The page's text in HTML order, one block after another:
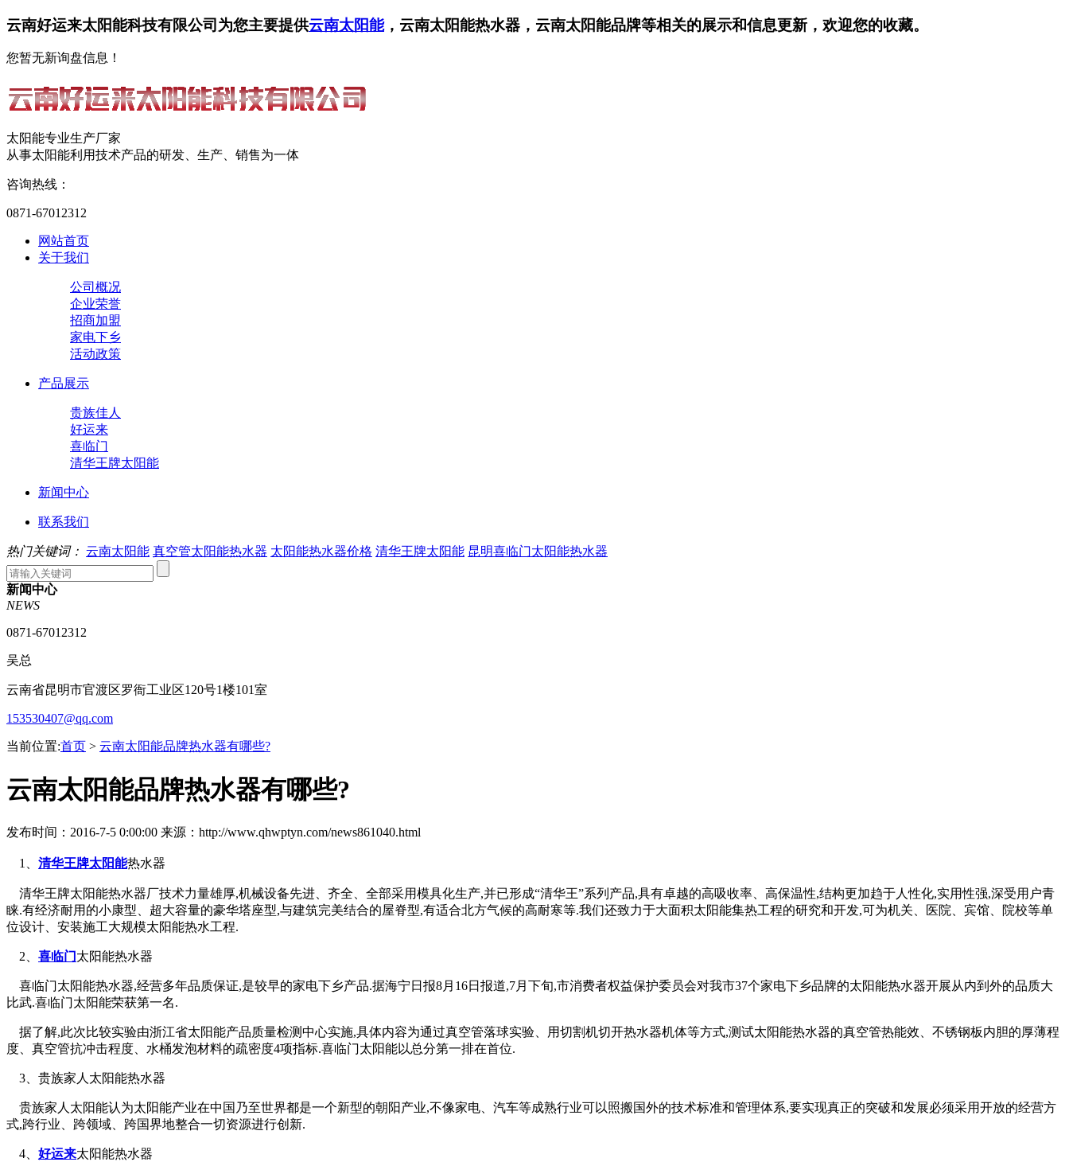
云南好运来太阳能科技有限公司为您主要提供云南太阳能，云南太阳能热水器，云南太阳能品牌等相关的展示和信息更新，欢迎您的收藏。
您暂无新询盘信息！
太阳能专业生产厂家
从事太阳能利用技术产品的研发、生产、销售为一体
咨询热线：
0871-67012312
网站首页
关于我们
公司概况
企业荣誉
招商加盟
家电下乡
活动政策
产品展示
贵族佳人
好运来
喜临门
清华王牌太阳能
新闻中心
联系我们
热门关键词： 云南太阳能 真空管太阳能热水器 太阳能热水器价格 清华王牌太阳能 昆明喜临门太阳能热水器
新闻中心
NEWS
0871-67012312
吴总
云南省昆明市官渡区罗衙工业区120号1楼101室
153530407@qq.com
当前位置:首页 > 云南太阳能品牌热水器有哪些?
云南太阳能品牌热水器有哪些?
发布时间：2016-7-5 0:00:00 来源：http://www.qhwptyn.com/news861040.html
1 清华王牌太阳能热水器
清华王牌太阳能热水器厂技术力量雄厚,机械设备先进、齐全、全部采用模具化生产,并已形成“清华王”系列产品,具有卓越的高吸收率、高保温性,结构更加趋于人性化,实用性强,深受用户青
睐.有经济耐用的小康型、超大容量的豪华塔座型,与建筑完美结合的屋脊型,有适合北方气候的高耐寒等.我们还致力于大面积太阳能集热工程的研究和开发,可为机关、医院、宾馆、院校等单
位设计、安装施工大规模太阳能热水工程.
2 喜临门 太阳能热水器
喜临门太阳能热水器,经营多年品质保证,是较早的家电下乡产品.据海宁日报8月 16日报道,7月下旬,市消费者权益保护委员会对我市37个家电下乡品牌的太阳能热水器开展从内到外的品质大
比武.喜临门太阳能荣获第一名.
据了解,此次比较实验由浙江省太阳能产品质量检测中心实施,具体内容为通过真空管落球实验、用切割机切开热水器机体等方式,测试太阳能热水器的真空管热能效、不锈钢板内胆的厚薄程
度、真空管抗冲击程度、水桶发泡材料的疏密度4项指标.喜临门太阳能以总分第一排在首位.
3 、贵族家人太阳能热水器
贵族家人太阳能认为太阳能产业在中国乃至世界都是一个新型的朝阳产业,不像家电、汽车等成熟行业可以照搬国外的技术标准和管理体系,要实现真正的突破和发展必须采用开放的经营方
式,跨行业、跨领域、跨国界地整合一切资源进行创新.
4 好运来太阳能热水器